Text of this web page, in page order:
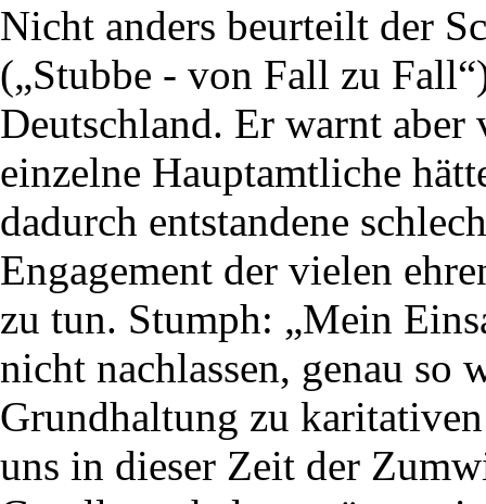
Nicht anders beurteilt der
(„Stubbe - von Fall zu
Deutschland. Er warnt
einzelne Hauptamtliche
dadurch entstandene
Engagement der vielen
zu tun. Stumph: „Mein
nicht nachlassen, genau so
Grundhaltung zu
uns in dieser Zeit der